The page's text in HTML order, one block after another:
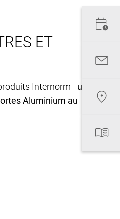
ET
Internorm - une
Aluminium au